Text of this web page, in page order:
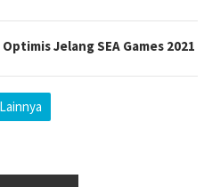
Jelang SEA Games 2021